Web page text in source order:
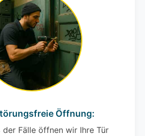
Öffnung:
der Fälle öffnen wir Ihre Tür